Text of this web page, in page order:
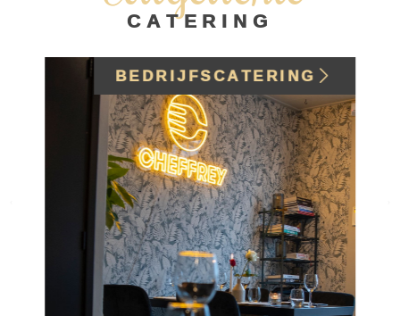
CATERING
BEDRIJFSCATERING